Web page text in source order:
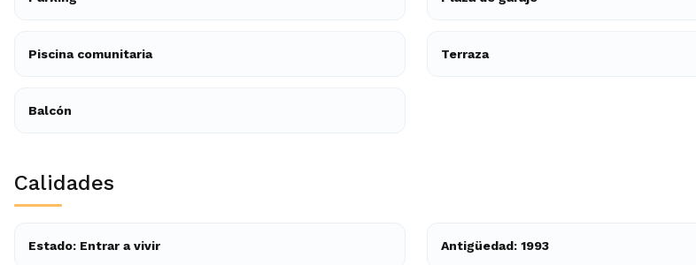
Piscina comunitaria Terraza
Balcón
Calidades
Estado: Entrar a vivir Antigüedad: 1993